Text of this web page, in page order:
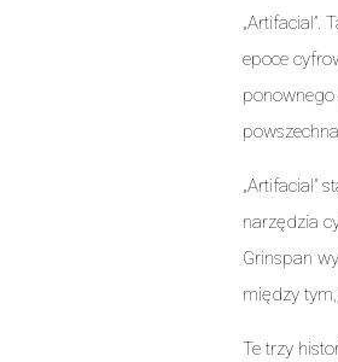
epoce
„Artifacial”
narzędzia
Grinspan
między
Te trzy